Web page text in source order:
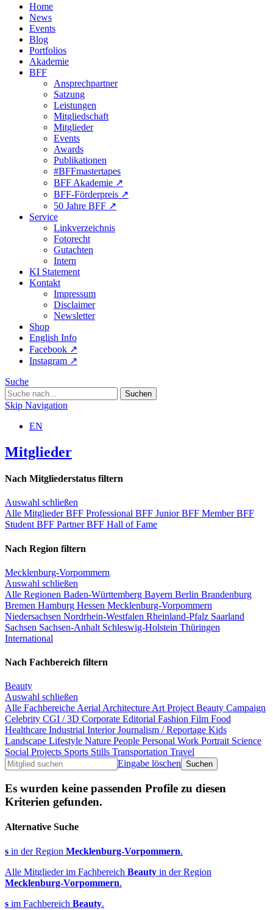
Home
News
Events
Blog
Portfolios
Akademie
BFF
Ansprechpartner
Satzung
Leistungen
Mitgliedschaft
Mitglieder
Events
Awards
Publikationen
#BFFmastertapes
BFF Akademie ↗︎
BFF-Förderpreis ↗︎
50 Jahre BFF ↗︎
Service
Linkverzeichnis
Fotorecht
Gutachten
Intern
KI Statement
Kontakt
Impressum
Disclaimer
Newsletter
Shop
English Info
Facebook ↗︎
Instagram ↗︎
Suche
Skip Navigation
EN
Mitglieder
Nach Mitgliederstatus filtern
Auswahl schließen
Alle MitgliederBFF Professional BFF JuniorBFF MemberBFF
Student BFF PartnerBFF Hall of Fame
Nach Region filtern
Mecklenburg-Vorpommern
Auswahl schließen
Alle Regionen Baden-Württemberg Bayern Berlin Brandenburg
Bremen Hamburg Hessen Mecklenburg-Vorpommern
Niedersachsen Nordrhein-Westfalen Rheinland-Pfalz Saarland
Sachsen Sachsen-Anhalt Schleswig-Holstein Thüringen
International
Nach Fachbereich filtern
Beauty
Auswahl schließen
Alle Fachbereiche Aerial Architecture Art Project Beauty Campaign
Celebrity CGI / 3D Corporate Editorial Fashion Film Food
Healthcare Industrial InteriorJournalism / Reportage Kids
Landscape Lifestyle Nature People Personal Work Portrait Science
Social Projects Sports Stills Transportation Travel
Eingabe löschen
Es wurden keine passenden Profile zu diesen
Kriterien gefunden.
Alternative Suche
s in der Region Mecklenburg-Vorpommern.
Alle Mitglieder im Fachbereich Beauty in der Region
Mecklenburg-Vorpommern.
s im Fachbereich Beauty.